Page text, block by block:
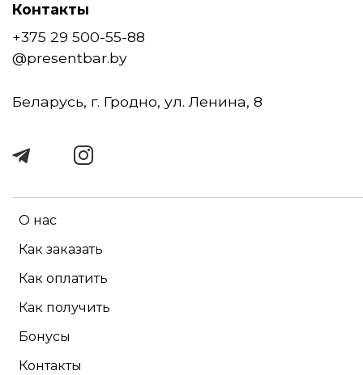
О нас
Как заказать
Как оплатить
Как получить
Бонусы
Контакты
Контакты
+375 29 500-55-88
@presentbar.by
Беларусь, г. Гродно, ул. Ленина, 8